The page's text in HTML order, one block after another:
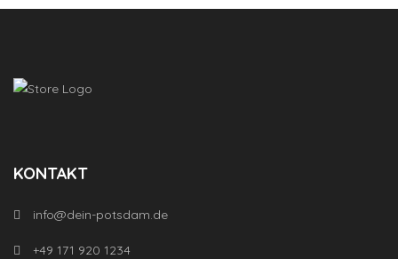
KONTAKT
info@dein-potsdam.de
+49 171 920 1234